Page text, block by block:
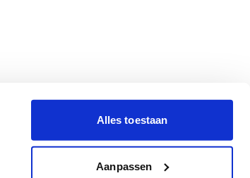
Alles toestaan
Aanpassen